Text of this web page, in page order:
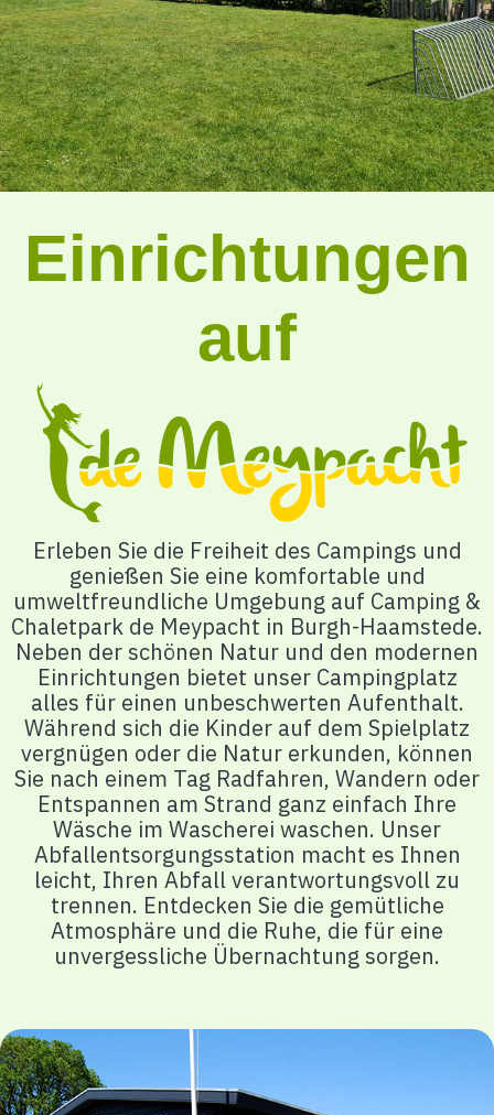
Einrichtungen
auf
Erleben Sie die Freiheit des Campings und
genießen Sie eine komfortable und
umweltfreundliche Umgebung auf Camping &
Chaletpark de Meypacht in Burgh-Haamstede.
Neben der schönen Natur und den modernen
Einrichtungen bietet unser Campingplatz
alles für einen unbeschwerten Aufenthalt.
Während sich die Kinder auf dem Spielplatz
vergnügen oder die Natur erkunden, können
Sie nach einem Tag Radfahren, Wandern oder
Entspannen am Strand ganz einfach Ihre
Wäsche im Wascherei waschen. Unser
Abfallentsorgungsstation macht es Ihnen
leicht, Ihren Abfall verantwortungsvoll zu
trennen. Entdecken Sie die gemütliche
Atmosphäre und die Ruhe, die für eine
unvergessliche Übernachtung sorgen.